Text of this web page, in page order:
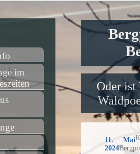
Oder ist
11. Mai
2024
im